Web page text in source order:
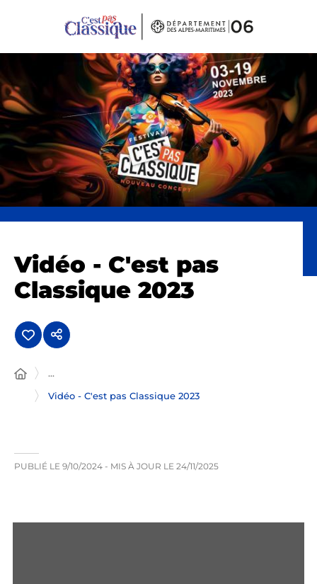
Panneau de gestion des cookies
Vidéo - C'est pas
Classique 2023
...
Vidéo - C'est pas Classique 2023
PUBLIÉ LE 9/10/2024 - MIS À JOUR LE 24/11/2025